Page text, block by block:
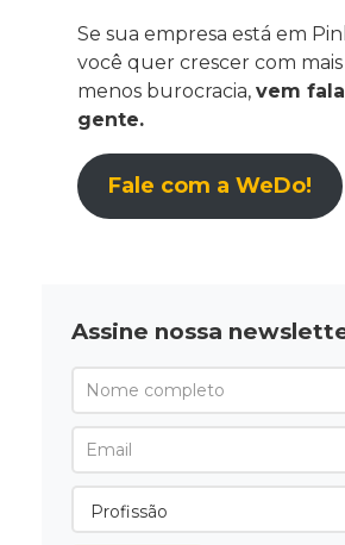
Se sua empresa está em
você quer crescer com
menos burocracia,vem
gente.
Fale com a WeDo!
Assine nossa